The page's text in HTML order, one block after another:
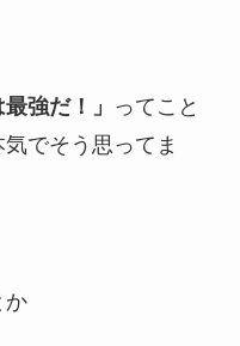
強だ！」 ってこと
でそう思ってま
か